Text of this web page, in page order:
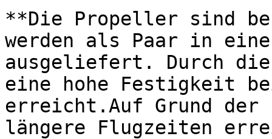
**Die Propeller sind
werden als Paar in
ausgeliefert. Durch die
eine hohe Festigkeit
erreicht.Auf Grund
längere Flugzeiten